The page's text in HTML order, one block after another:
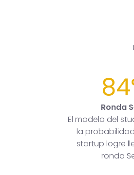
Ronda
El modelo del
la
startup logre
ronda